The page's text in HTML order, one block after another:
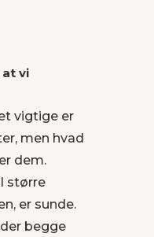
vi
vigtige er
men hvad
dem.
større
er sunde.
begge